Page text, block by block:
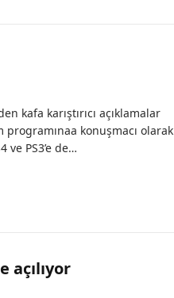
kafa karıştırıcı açıklamalar
programınaa konuşmacı olarak
ve PS3’e de…
açılıyor